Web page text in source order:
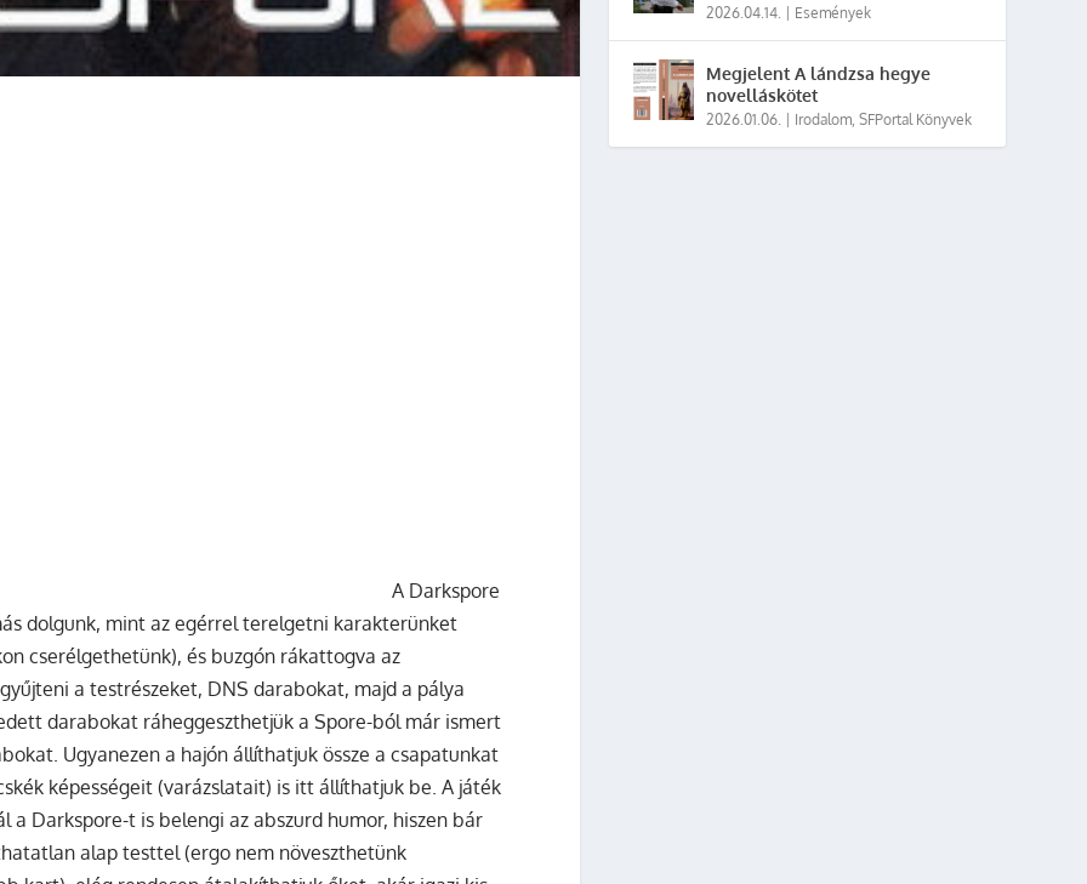
A Darkspore
dolgunk, mint az egérrel terelgetni karakterünket
cserélgethetünk), és buzgón rákattogva az
a testrészeket, DNS darabokat, majd a pálya
darabokat ráheggeszthetjük a Spore-ból már ismert
Ugyanezen a hajón állíthatjuk össze a csapatunkat
képességeit (varázslatait) is itt állíthatjuk be. A játék
Darkspore-t is belengi az abszurd humor, hiszen bár
alap testtel (ergo nem növeszthetünk
2026.04.14. Események
Megjelent A lándzsa hegye
novelláskötet
2026.01.06. Irodalom,SFPortal Könyvek